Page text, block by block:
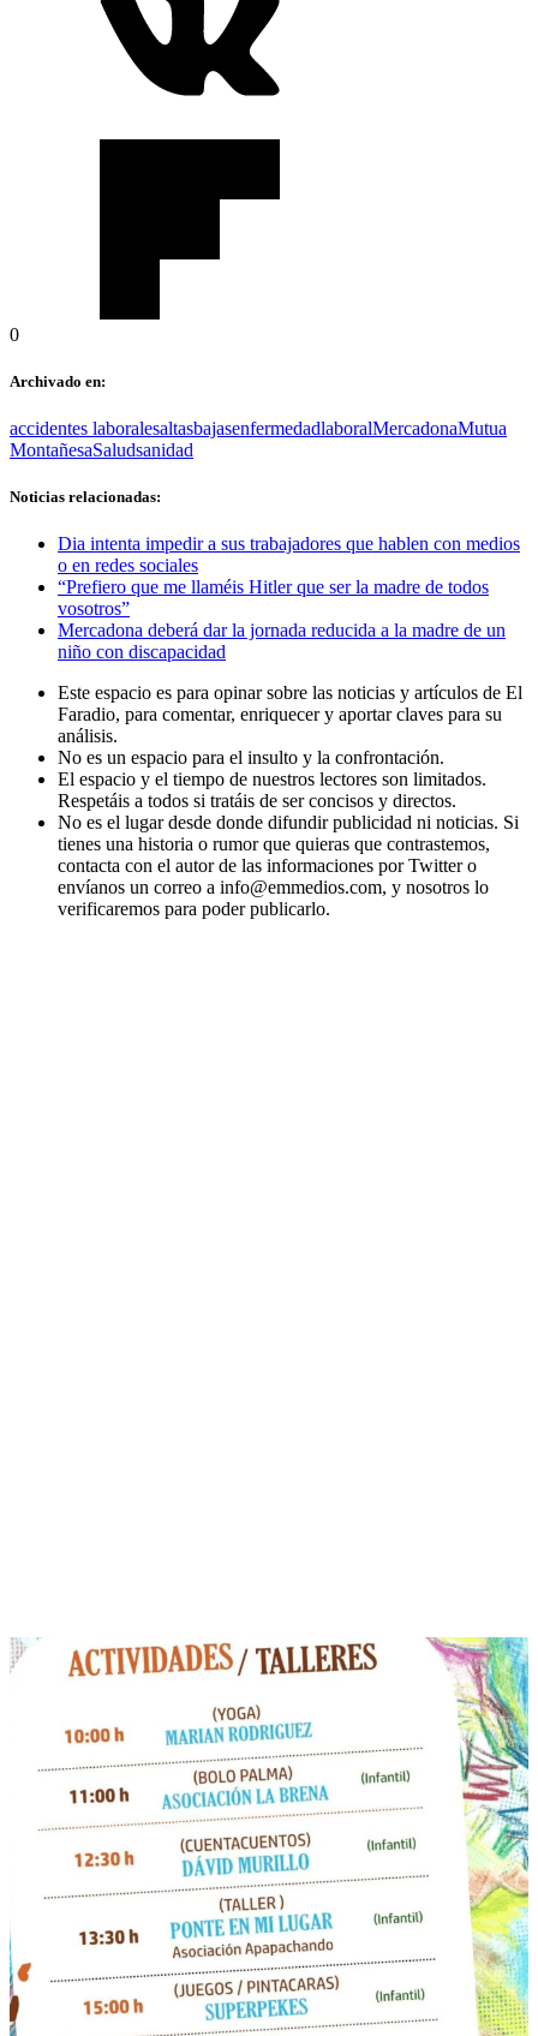
0
Archivado en:
accidentes laboralesaltasbajasenfermedadlaboralMercadonaMutua
MontañesaSaludsanidad
Noticias relacionadas:
Dia intenta impedir a sus trabajadores que hablen con medios
o en redes sociales
“Prefiero que me llaméis Hitler que ser la madre de todos
vosotros”
Mercadona deberá dar la jornada reducida a la madre de un
niño con discapacidad
Este espacio es para opinar sobre las noticias y artículos de El
Faradio, para comentar, enriquecer y aportar claves para su
análisis.
No es un espacio para el insulto y la confrontación.
El espacio y el tiempo de nuestros lectores son limitados.
Respetáis a todos si tratáis de ser concisos y directos.
No es el lugar desde donde difundir publicidad ni noticias. Si
tienes una historia o rumor que quieras que contrastemos,
contacta con el autor de las informaciones por Twitter o
envíanos un correo a info@emmedios.com, y nosotros lo
verificaremos para poder publicarlo.